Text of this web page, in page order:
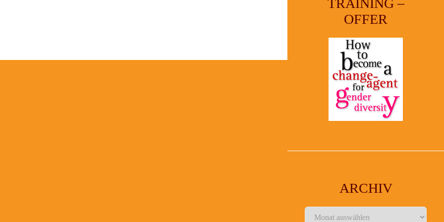
TRAINING –
OFFER
ARCHIV
Archiv